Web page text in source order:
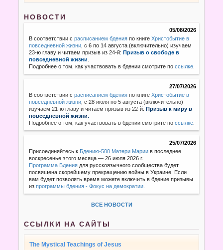
НОВОСТИ
05/08/2026
В соответствии срасписанием бдения по книгеХристобытие в
повседневной жизни , с 6 по 14 августа (включительно) изучаем
23-ю главу и читаем призыв из 24-й:Призыв о свободе в
повседневной жизни
Подробнее о том, как участвовать в бдении смотрите поссылке
27/07/2026
В соответствии с расписанием бдения по книгеХристобытие в
повседневной жизни с 28 июля по 5 августа (включительно)
изучаем 21-ю главу и читаем призыв из 22-й:Призыв к миру в
повседневной жизни.
Подробнее о том, как участвовать в бдении смотрите поссылке
25/07/2026
Присоединяйтесь к Бдению-500 Матери Марии в последнее
воскресенье этого месяца — 26 июля 2026 г.
Программа Бдения для русскоязычного сообщества будет
посвящена скорейшему прекращению войны в Украине. Если
вам будет позволять время можете включить в бдение призывы
изпрограммы бдения - Фокус на демократии
ВСЕ НОВОСТИ
ССЫЛКИ НА САЙТЫ
The Mystical Teachings of Jesus